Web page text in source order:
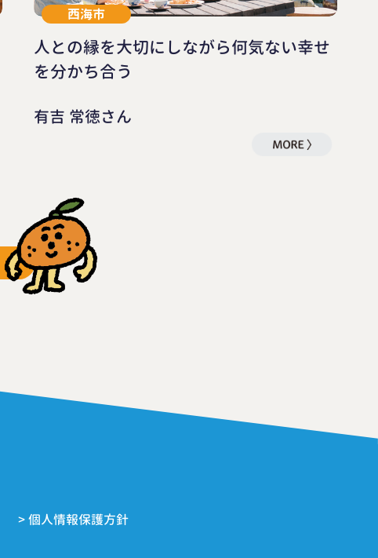
西海市
人との縁を大切にしながら何気ない幸せ
を分かち合う
有吉 常徳さん
> 個人情報保護方針